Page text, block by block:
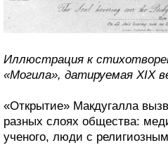
Иллюстрация к
«Могила», датируемая XIX
«Открытие» Макдугалла
разных слоях общества:
ученого, люди с